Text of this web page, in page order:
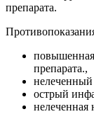
препарата.
повышенная
препарата.,
нелеченный
острый
нелеченная